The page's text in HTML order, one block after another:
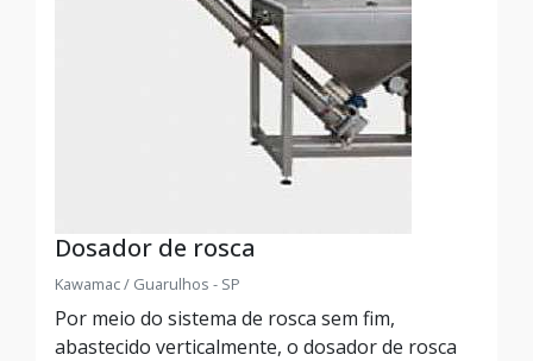
Dosador de rosca
Kawamac / Guarulhos - SP
Por meio do sistema de rosca sem fim,
abastecido verticalmente, o dosador de rosca